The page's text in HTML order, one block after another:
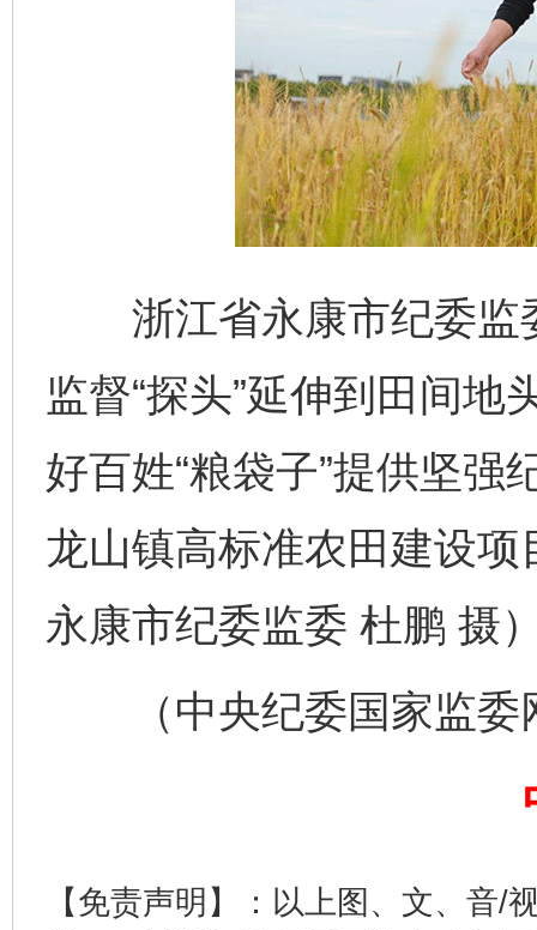
浙江省永康市纪委监
监督“探头”延伸到田间
好百姓“粮袋子”提供坚
龙山镇高标准农田建设
永康市纪委监委 杜鹏 摄
（中央纪委国家监委
【免责声明】：以上图、文、音/
东山县通报“牛蛙产品抗生素超标问题” 法